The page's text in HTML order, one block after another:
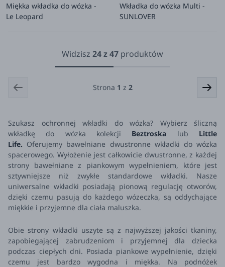
Miękka wkładka do wózka -
Le Leopard
Wkładka do wózka Multi -
SUNLOVER
Widzisz 24z47 produktów
Strona 1 z 2
Szukasz ochronnej wkładki do wózka? Wybierz śliczną
wkładkę do wózka kolekcji Beztroska lub Little
Life. Oferujemy bawełniane dwustronne wkładki do wózka
spacerowego. Wyłożenie jest całkowicie dwustronne, z każdej
strony bawełniane z piankowym wypełnieniem, które jest
sztywniejsze niż zwykłe standardowe wkładki. Nasze
uniwersalne wkładki posiadają pionową regulację otworów,
dzięki czemu pasują do każdego wózeczka, są oddychające
miękkie i przyjemne dla ciała maluszka.
Obie strony wkładki uszyte są z najwyższej jakości tkaniny,
zapobiegającej zabrudzeniom i przyjemnej dla dziecka
podczas ciepłych dni. Posiada piankowe wypełnienie, dzięki
czemu jest bardzo wygodna i miękka. Na podnóżek